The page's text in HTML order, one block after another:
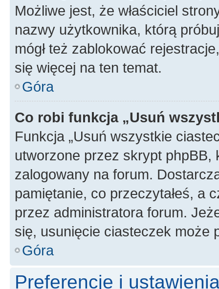
Możliwe jest, że właściciel
nazwy użytkownika, którą
mógł też zablokować
się więcej na ten temat.
Góra
Co robi funkcja „Usuń
Funkcja „Usuń wszystkie
utworzone przez skrypt
zalogowany na forum.
pamiętanie, co przeczytałeś, a
przez administratora forum.
się, usunięcie ciasteczek może
Góra
Preferencje i